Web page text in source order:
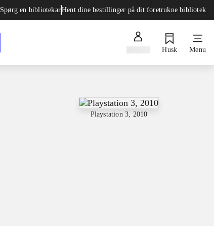
Spørg en bibliotekarHent dine bestillinger på dit foretrukne bibliotek
Husk Menu
Playstation 3, 2010